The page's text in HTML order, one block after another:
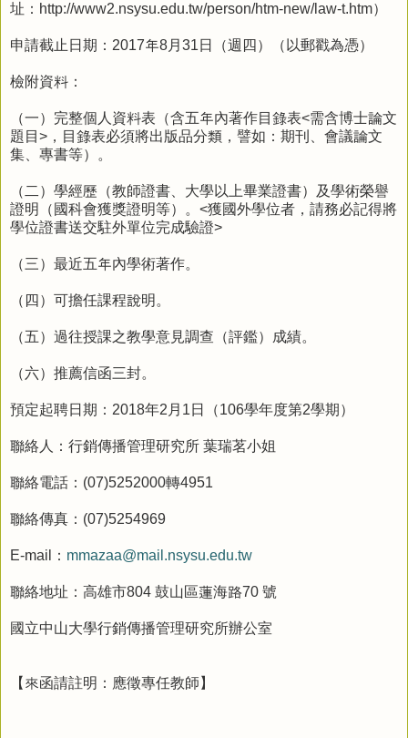
址：http://www2.nsysu.edu.tw/person/htm-new/law-t.htm）
申請截止日期：2017年8月31日（週四）（以郵戳為憑）
檢附資料：
（一）完整個人資料表（含五年內著作目錄表<需含博士論文
題目>，目錄表必須將出版品分類，譬如：期刊、會議論文
集、專書等）。
（二）學經歷（教師證書、大學以上畢業證書）及學術榮譽
證明（國科會獲獎證明等）。<獲國外學位者，請務必記得將
學位證書送交駐外單位完成驗證>
（三）最近五年內學術著作。
（四）可擔任課程說明。
（五）過往授課之教學意見調查（評鑑）成績。
（六）推薦信函三封。
預定起聘日期：2018年2月1日（106學年度第2學期）
聯絡人：行銷傳播管理研究所 葉瑞茗小姐
聯絡電話：(07)5252000轉4951
聯絡傳真：(07)5254969
E-mail： mmazaa@mail.nsysu.edu.tw
聯絡地址：高雄市804 鼓山區蓮海路70 號
國立中山大學行銷傳播管理研究所辦公室
【來函請註明：應徵專任教師】